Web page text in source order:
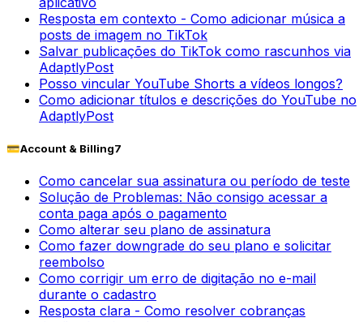
Resposta em contexto - Como adicionar música a
posts de imagem no TikTok
Salvar publicações do TikTok como rascunhos via
AdaptlyPost
Posso vincular YouTube Shorts a vídeos longos?
Como adicionar títulos e descrições do YouTube no
AdaptlyPost
💳Account & Billing7
Como cancelar sua assinatura ou período de teste
Solução de Problemas: Não consigo acessar a
conta paga após o pagamento
Como alterar seu plano de assinatura
Como fazer downgrade do seu plano e solicitar
reembolso
Como corrigir um erro de digitação no e-mail
durante o cadastro
Resposta clara - Como resolver cobranças